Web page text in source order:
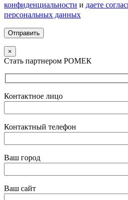
конфиденциальности и даете
персональных данных
×
Стать партнером РОМЕК
Контактное лицо
Контактный телефон
Ваш город
Ваш сайт